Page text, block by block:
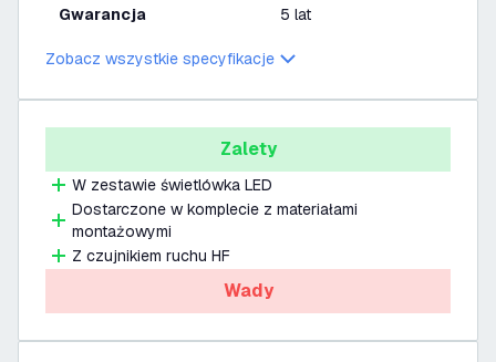
Gwarancja 5 lat
Zobacz wszystkie specyfikacje
Zalety
W zestawie świetlówka LED
Dostarczone w komplecie z materiałami
montażowymi
Z czujnikiem ruchu HF
Wady